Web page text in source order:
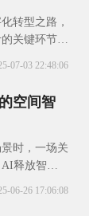
转型之路，
关键环节，
07-03 22:48:06
空间智
时，一场关
释放智慧
06-26 17:06:08